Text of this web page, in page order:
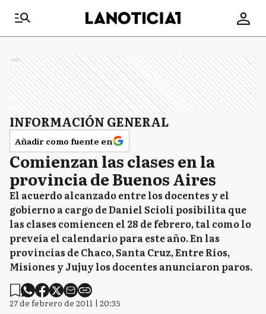
Ads
INFORMACIÓN GENERAL
Añadir como fuente en
Comienzan las clases en la
provincia de Buenos Aires
El acuerdo alcanzado entre los docentes y el
gobierno a cargo de Daniel Scioli posibilita que
las clases comiencen el 28 de febrero, tal como lo
preveía el calendario para este año. En las
provincias de Chaco, Santa Cruz, Entre Ríos,
Misiones y Jujuy los docentes anunciaron paros.
27 de febrero de 2011 | 20:35